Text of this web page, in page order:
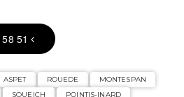
51
ASPET ROUEDE
MONTESPAN
SOUEICH POINTIS-INARD